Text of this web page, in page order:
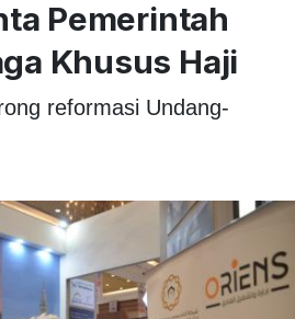
Pemerintah
Khusus Haji
reformasi Undang-